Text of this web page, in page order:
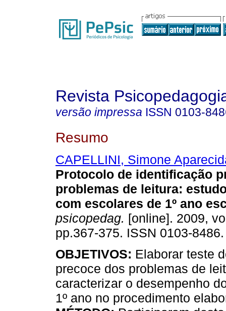
Revista
versão impressa ISSN 0103-
Resumo
CAPELLINI, Simone
Protocolo de identificação
problemas de leitura:
com escolares de 1º ano
psicopedag. [online]. 2009,
pp.367-375. ISSN 0103-8486.
OBJETIVOS: Elaborar teste
precoce dos problemas de
caracterizar o desempenho
1º ano no procedimento